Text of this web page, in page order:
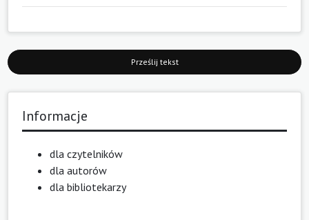
Prześlij tekst
Informacje
dla czytelników
dla autorów
dla bibliotekarzy